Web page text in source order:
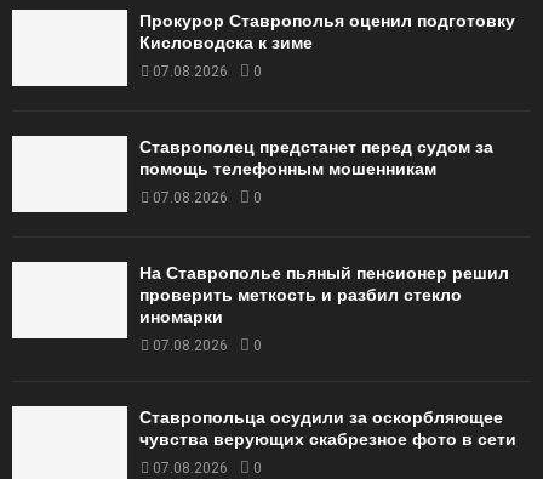
Прокурор Ставрополья оценил подготовку
Кисловодска к зиме
07.08.2026 0
Ставрополец предстанет перед судом за
помощь телефонным мошенникам
07.08.2026 0
На Ставрополье пьяный пенсионер решил
проверить меткость и разбил стекло
иномарки
07.08.2026 0
Ставропольца осудили за оскорбляющее
чувства верующих скабрезное фото в сети
07.08.2026 0